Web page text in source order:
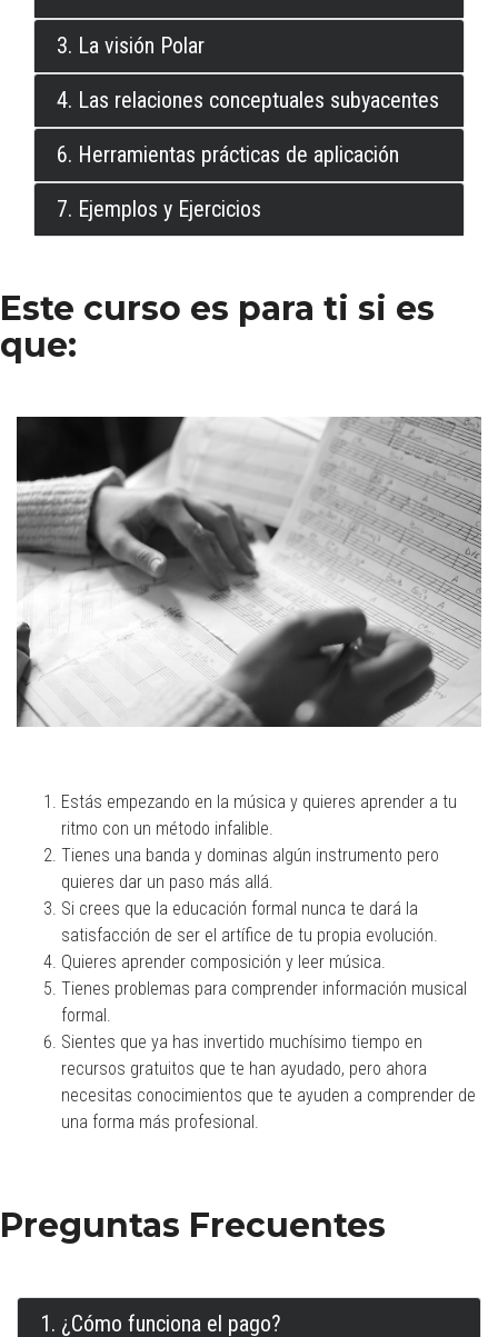
3. La visión Polar
4. Las relaciones conceptuales subyacentes
6. Herramientas prácticas de aplicación
7. Ejemplos y Ejercicios
Este curso es para ti si es
que:
Estás empezando en la música y quieres aprender a tu
ritmo con un método infalible.
Tienes una banda y dominas algún instrumento pero
quieres dar un paso más allá.
Si crees que la educación formal nunca te dará la
satisfacción de ser el artífice de tu propia evolución.
Quieres aprender composición y leer música.
Tienes problemas para comprender información musical
formal.
Sientes que ya has invertido muchísimo tiempo en
recursos gratuitos que te han ayudado, pero ahora
necesitas conocimientos que te ayuden a comprender de
una forma más profesional.
Preguntas Frecuentes
1. ¿Cómo funciona el pago?